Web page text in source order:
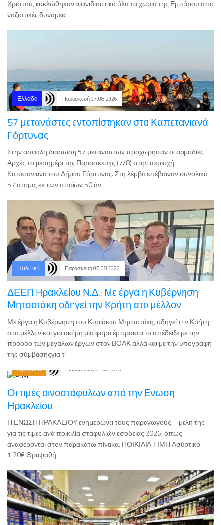
Παρασκευή 07.08.2026
57 μετανάστες εντοπίστηκαν στα Καπετανιανά
Γόρτυνας
Στην ασφαλή διάσωση 57 μεταναστών προχώρησαν οι αρμόδιες
Αρχές το μεσημέρι της Παρασκευής (7/8) στην περιοχή
Καπετανιανά του Δήμου Γόρτυνας. Στη λέμβο επέβαιναν συνολικά
57 άτομα, εκ των οποίων 50 άν
Πολιτική Παρασκευή 07.08.2026
ΔΕΕΠ Ηρακλείου Ν.Δ.: Με έργα η Κυβέρνηση
Μητσοτάκη οδηγεί την Κρήτη στο μέλλον
Με έργα η Κυβέρνηση του Κυριάκου Μητσοτάκη, οδηγεί την Κρήτη
στο μέλλον και για ακόμη μια φορά έμπρακτα το απέδειξε με την
πρόοδο των μεγάλων έργων στον ΒΟΑΚ αλλά και με την υπογραφή
της σύμβασηςγια τ
Αγροτικά Παρασκευή 07.08.2026
Οι τιμές οινοστάφυλων από την Ενωση
Ηρακλείου
Η ΕΝΩΣΗ ΗΡΑΚΛΕΙΟΥ ενημερώνει τους παραγωγούς – μέλη της
για τις τιμές ανά ποικιλία σταφυλιών εσοδείας 2026, όπως
αναφέρονται στον παρακάτω πίνακα. ΠΟΙΚΙΛΙΑ ΤΙΜΗ Ασύρτικο
1,20€ Θραψαθή
Οικονομία Παρασκευή 07.08.2026